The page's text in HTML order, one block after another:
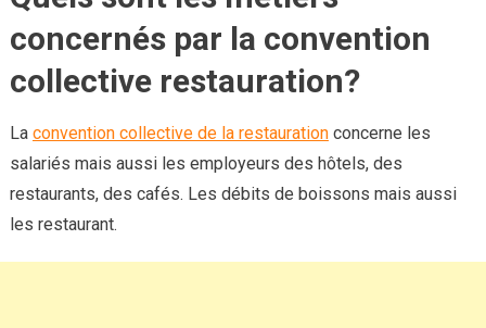
concernés par la convention
collective restauration?
La convention collective de la restaurationconcerne les
salariés mais aussi les employeurs des hôtels, des
restaurants, des cafés. Les débits de boissons mais aussi
les restaurant.